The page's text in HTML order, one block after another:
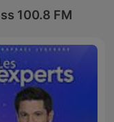
100.8 FM